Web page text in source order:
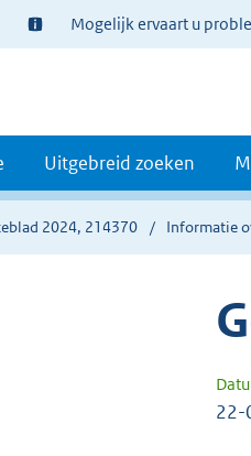
Ter
informatie:
Mogelijk ervaart u
Uitgebreid zoeken
2024, 214370 Informatie
22-